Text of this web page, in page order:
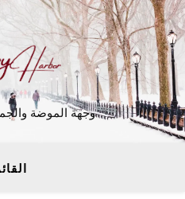
وجهة الموضة